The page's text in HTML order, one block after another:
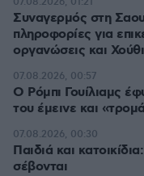
Συναγερμός στη
πληροφορίες για
οργανώσεις και Χούθι
Ο Ρόμπι Γουίλιαμς
του έμεινε και
07.08.2026, 00:57
Παιδιά και
σέβονται
07.08.2026, 00:30